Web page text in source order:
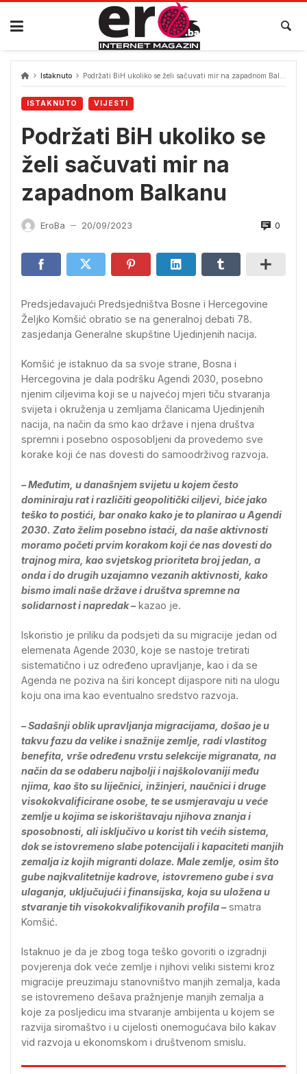
Skip
content
Istaknuto Podržati BiH ukoliko se želi sačuvati mir na zapadnom Balkanu
ISTAKNUTO VIJESTI
Podržati BiH ukoliko se
želi sačuvati mir na
zapadnom Balkanu
EroBa — 20/09/2023 0
Predsjedavajući Predsjedništva Bosne i Hercegovine
Željko Komšić obratio se na generalnoj debati 78.
zasjedanja Generalne skupštine Ujedinjenih nacija.
Komšić je istaknuo da sa svoje strane, Bosna i
Hercegovina je dala podršku Agendi 2030, posebno
njenim ciljevima koji se u najvećoj mjeri tiču stvaranja
svijeta i okruženja u zemljama članicama Ujedinjenih
nacija, na način da smo kao države i njena društva
spremni i posebno osposobljeni da provedemo sve
korake koji će nas dovesti do samoodrživog razvoja.
– Međutim, u današnjem svijetu u kojem često
dominiraju rat i različiti geopolitički ciljevi, biće jako
teško to postići, bar onako kako je to planirao u Agendi
2030. Zato želim posebno istaći, da naše aktivnosti
moramo početi prvim korakom koji će nas dovesti do
trajnog mira, kao svjetskog prioriteta broj jedan, a
onda i do drugih uzajamno vezanih aktivnosti, kako
bismo imali naše države i društva spremne na
solidarnost i napredak –kazao je.
Iskoristio je priliku da podsjeti da su migracije jedan od
elemenata Agende 2030, koje se nastoje tretirati
sistematično i uz određeno upravljanje, kao i da se
Agenda ne poziva na širi koncept dijaspore niti na ulogu
koju ona ima kao eventualno sredstvo razvoja.
– Sadašnji oblik upravljanja migracijama, došao je u
takvu fazu da velike i snažnije zemlje, radi vlastitog
benefita, vrše određenu vrstu selekcije migranata, na
način da se odaberu najbolji i najškolovaniji među
njima, kao što su liječnici, inžinjeri, naučnici i druge
visokokvalificirane osobe, te se usmjeravaju u veće
zemlje u kojima se iskorištavaju njihova znanja i
sposobnosti, ali isključivo u korist tih većih sistema,
dok se istovremeno slabe potencijali i kapaciteti manjih
zemalja iz kojih migranti dolaze. Male zemlje, osim što
gube najkvalitetnije kadrove, istovremeno gube i sva
ulaganja, uključujući i finansijska, koja su uložena u
stvaranje tih visokokvalifikovanih profila –smatra
Komšić.
Istaknuo je da je zbog toga teško govoriti o izgradnji
povjerenja dok veće zemlje i njihovi veliki sistemi kroz
migracije preuzimaju stanovništvo manjih zemalja, kada
se istovremeno dešava pražnjenje manjih zemalja a
koje za posljedicu ima stvaranje ambijenta u kojem se
razvija siromaštvo i u cijelosti onemogućava bilo kakav
vid razvoja u ekonomskom i društvenom smislu.